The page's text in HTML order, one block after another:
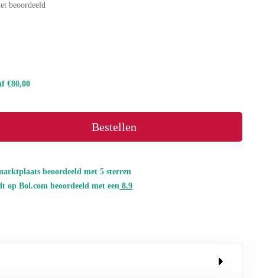
beoordeeld
€80,00
Bestellen
beoordeeld met 5 sterren
op Bol.com beoordeeld met een 8.9